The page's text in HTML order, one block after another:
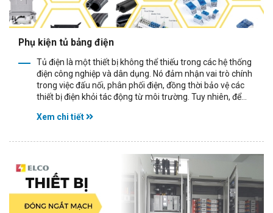
Phụ kiện tủ bảng điện
Tủ điện là một thiết bị không thể thiếu trong các hệ thống
điện công nghiệp và dân dụng. Nó đảm nhận vai trò chính
trong việc đấu nối, phân phối điện, đồng thời bảo vệ các
thiết bị điện khỏi tác động từ môi trường. Tuy nhiên, để...
Xem chi tiết